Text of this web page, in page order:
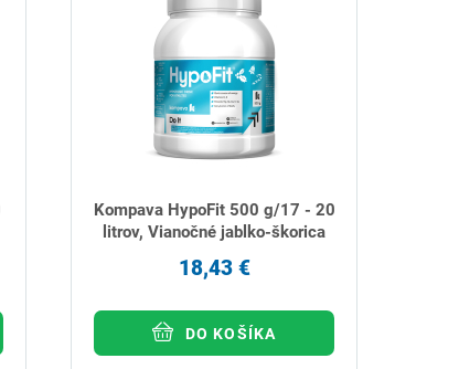
Kompava HypoFit 500 g/17 - 20
litrov, Vianočné jablko-škorica
18,43 €
DO KOŠÍKA